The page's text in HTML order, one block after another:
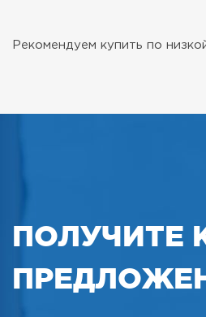
Рекомендуем купить по
ПОЛУЧИТЕ